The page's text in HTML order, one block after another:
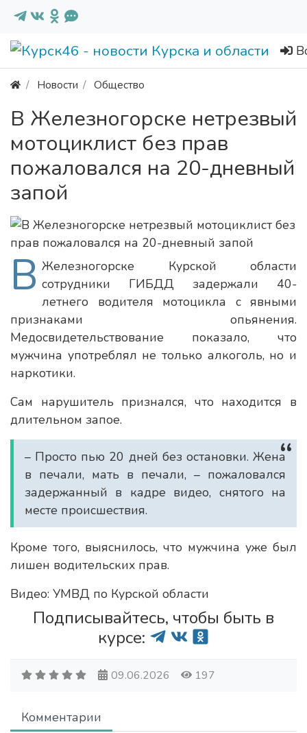
Новости Общество
В Железногорске нетрезвый
мотоциклист без прав
пожаловался на 20-дневный
запой
В Железногорске Курской области
сотрудники ГИБДД задержали 40-
летнего водителя мотоцикла с явными
признаками опьянения.
Медосвидетельствование показало, что
мужчина употреблял не только алкоголь, но и
наркотики.
Сам нарушитель признался, что находится в
длительном запое.
– Просто пью 20 дней без остановки. Жена
в печали, мать в печали, – пожаловался
задержанный в кадре видео, снятого на
месте происшествия.
Кроме того, выяснилось, что мужчина уже был
лишен водительских прав.
Видео: УМВД по Курской области
Подписывайтесь, чтобы быть в
курсе:
09.06.2026 197
Комментарии